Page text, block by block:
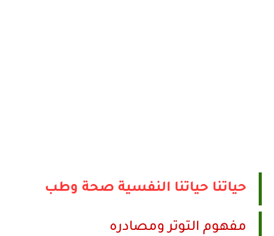
حياتنا حياتنا النفسية صحة وطب
مفهوم التوتر ومصادره